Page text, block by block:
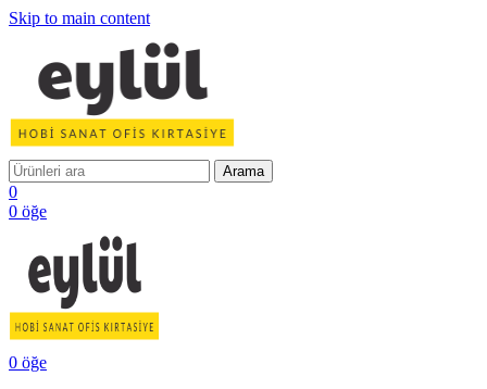
Skip to main content
Arama
0
0 öğe
0 öğe